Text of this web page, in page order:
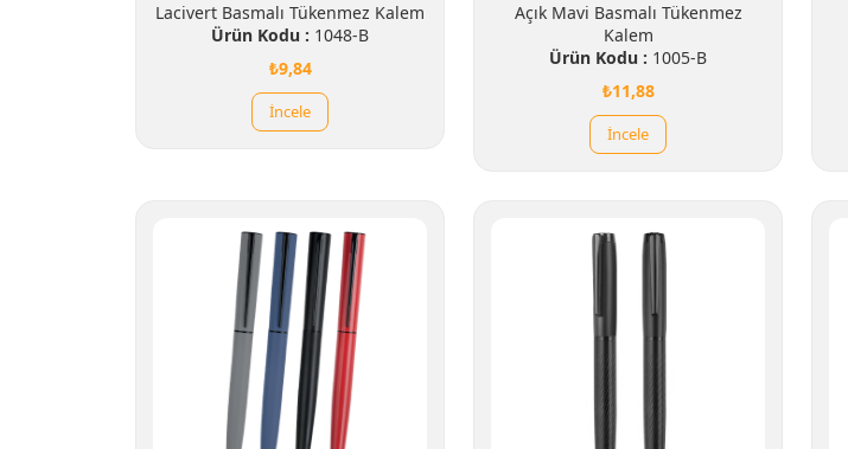
Lacivert Basmalı Tükenmez Kalem
Ürün Kodu : 1048-B
₺9,84
İncele
Açık Mavi Basmalı Tükenmez
Kalem
Ürün Kodu : 1005-B
₺11,88
İncele